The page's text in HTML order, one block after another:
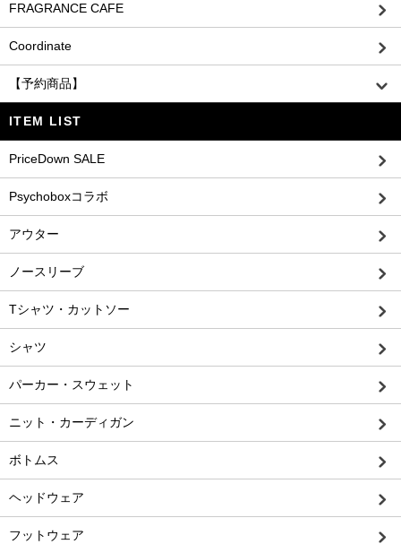
FRAGRANCE CAFE
Coordinate
【予約商品】
ITEM LIST
PriceDown SALE
Psychoboxコラボ
アウター
ノースリーブ
Tシャツ・カットソー
シャツ
パーカー・スウェット
ニット・カーディガン
ボトムス
ヘッドウェア
フットウェア